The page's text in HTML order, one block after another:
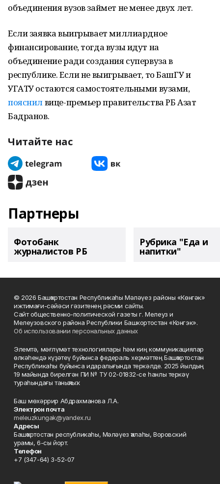
объединения вузов займет не менее двух лет.
Если заявка выигрывает миллиардное
финансирование, тогда вузы идут на
объединение ради создания супервуза в
республике. Если не выигрывает, то БашГУ и
УГАТУ остаются самостоятельными вузами,
пояснилвице-премьер правительства РБ Азат
Бадранов.
Читайте нас
Партнеры
Фотобанк
журналистов РБ
Рубрика "Еда и
напитки"
© 2026 Башҡортостан Республикаһы Мәләүез районы «Көнгәк»
ижтимағи-сәйәси гәзитенең рәсми сайты.
Сайт общественно-политической газеты г. Мелеуз и
Мелеузовского района Республики Башкортостан «Конгэк».
Об использовании персональных данных
Элемтә, мәғлүмәт технологиялары һәм киң коммуникациялар
өлкәһендә күҙәтеү буйынса федераль хеҙмәттең Башҡортостан
Республикаһы буйынса идаралығында теркәлде. 2025 йылдың
19 майында бирелгән ПИ № ТУ 02-01832-се һанлы теркәү
тураһындағы таныҡлыҡ.
Баш мөхәррир Абдрахманова Л.А.
Электрон почта
meleuzkungak@yandex.ru
Адресы
Башҡортостан республикаһы, Мәләүез ҡалаһы, Воровский
урамы, 6-сы йорт.
Телефон
+7 (347-64) 3-52-07